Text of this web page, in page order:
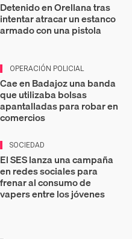
Detenido en Orellana tras
intentar atracar un estanco
armado con una pistola
OPERACIÓN POLICIAL
Cae en Badajoz una banda
que utilizaba bolsas
apantalladas para robar en
comercios
SOCIEDAD
El SES lanza una campaña
en redes sociales para
frenar al consumo de
vapers entre los jóvenes